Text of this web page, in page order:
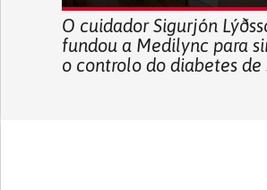
O cuidador Sigurjón
fundou a Medilync para
o controlo do diabetes de